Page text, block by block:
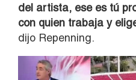
del artista, ese es tú
con quien trabaja y
dijo Repenning.